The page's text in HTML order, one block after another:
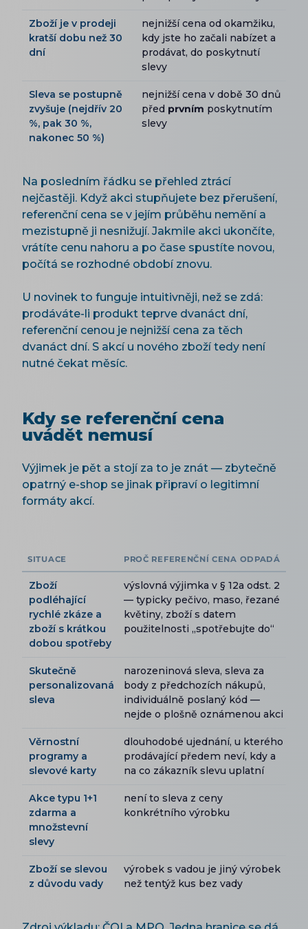
Zboží je v prodeji
kratší dobu než 30
dní
nejnižší cena od okamžiku,
kdy jste ho začali nabízet a
prodávat, do poskytnutí
slevy
Sleva se postupně
zvyšuje (nejdřív 20
%, pak 30 %,
nakonec 50 %)
nejnižší cena v době 30 dnů
před prvním poskytnutím
slevy
Na posledním řádku se přehled ztrácí
nejčastěji. Když akci stupňujete bez přerušení,
referenční cena se v jejím průběhu nemění a
mezistupně ji nesnižují. Jakmile akci ukončíte,
vrátíte cenu nahoru a po čase spustíte novou,
počítá se rozhodné období znovu.
U novinek to funguje intuitivněji, než se zdá:
prodáváte-li produkt teprve dvanáct dní,
referenční cenou je nejnižší cena za těch
dvanáct dní. S akcí u nového zboží tedy není
nutné čekat měsíc.
Kdy se referenční cena
uvádět nemusí
Výjimek je pět a stojí za to je znát — zbytečně
opatrný e-shop se jinak připraví o legitimní
formáty akcí.
SITUACE PROČ REFERENČNÍ CENA ODPADÁ
Zboží
podléhající
rychlé zkáze a
zboží s krátkou
dobou spotřeby
výslovná výjimka v § 12a odst. 2
— typicky pečivo, maso, řezané
květiny, zboží s datem
použitelnosti „spotřebujte do“
Skutečně
personalizovaná
sleva
narozeninová sleva, sleva za
body z předchozích nákupů,
individuálně poslaný kód —
nejde o plošně oznámenou akci
Věrnostní
programy a
slevové karty
dlouhodobé ujednání, u kterého
prodávající předem neví, kdy a
na co zákazník slevu uplatní
Akce typu 1+1
zdarma a
množstevní
slevy
není to sleva z ceny
konkrétního výrobku
Zboží se slevou
z důvodu vady
výrobek s vadou je jiný výrobek
než tentýž kus bez vady